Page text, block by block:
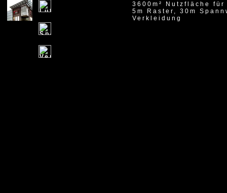
3600m² Nutzfläche
5m Raster, 30m
Verkleidung